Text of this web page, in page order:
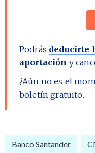
Podrás deducirte
aportación y
¿Aún no es el
boletín gratuito.
Banco Santander